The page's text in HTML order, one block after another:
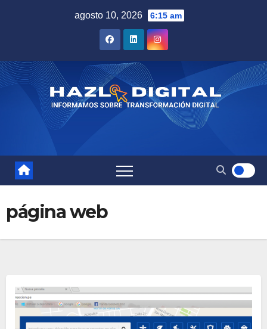
agosto 10, 2026 6:15 am
página web